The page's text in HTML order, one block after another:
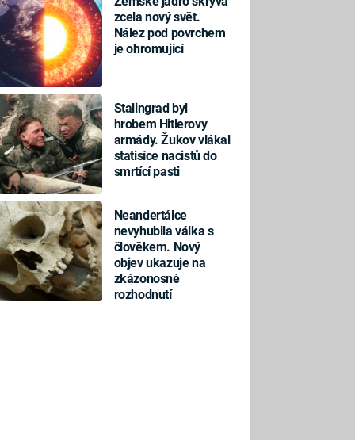
zcela nový svět.
Nález pod povrchem
je ohromující
Stalingrad byl
hrobem Hitlerovy
armády. Žukov vlákal
statisíce nacistů do
smrtící pasti
Neandertálce
nevyhubila válka s
člověkem. Nový
objev ukazuje na
zkázonosné
rozhodnutí